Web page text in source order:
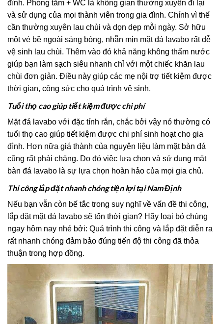
đình. Phòng tắm + WC là không gian thường xuyên đi lại
và sử dụng của mọi thành viên trong gia đình. Chính vì thế
cần thường xuyên lau chùi và dọn dẹp mỗi ngày. Sở hữu
một vẻ bề ngoài sáng bóng, nhẵn mịn mặt đá lavabo rất dễ
vệ sinh lau chùi. Thêm vào đó khả năng không thấm nước
giúp bạn làm sạch siêu nhanh chỉ với một chiếc khăn lau
chùi đơn giản. Điều này giúp các mẹ nội trợ tiết kiệm được
thời gian, công sức cho quá trình vệ sinh.
Tuổi thọ cao giúp tiết kiệm được chi phí
Mặt đá lavabo với đặc tính rắn, chắc bởi vậy nó thường có
tuổi thọ cao giúp tiết kiệm được chi phí sinh hoạt cho gia
đình. Hơn nữa giá thành của nguyên liệu làm mặt bàn đá
cũng rất phải chăng. Do đó việc lựa chọn và sử dụng mặt
bàn đá lavabo là sự lựa chọn hoàn hảo của mọi gia chủ.
Thi công lắp đặt nhanh chóng tiện lợi tại Nam Định
Nếu bạn vẫn còn bế tắc trong suy nghĩ về vấn đề thi công,
lắp đặt mặt đá lavabo sẽ tốn thời gian? Hãy loại bỏ chúng
ngay hôm nay nhé bởi: Quá trình thi công và lắp đặt diễn ra
rất nhanh chóng đảm bảo đúng tiến độ thi công đã thỏa
thuận trong hợp đồng.